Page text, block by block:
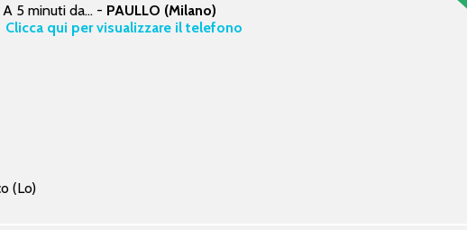
A 5 minuti da... - PAULLO (Milano)
Clicca qui per visualizzare il telefono
(Lo)